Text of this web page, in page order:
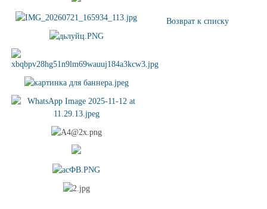
Возврат к списку